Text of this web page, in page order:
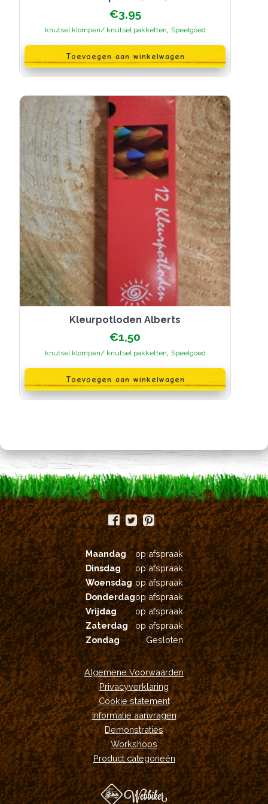
€3,95
knutsel klompen/ knutsel pakketten, Speelgoed
Toevoegen aan winkelwagen
kleurpotloden Alberts
€1,50
knutsel klompen/ knutsel pakketten, Speelgoed
Toevoegen aan winkelwagen
Maandag
op afspraak
Dinsdag
op afspraak
Woensdag op afspraak
Donderdagop afspraak
Vrijdag
op afspraak
Zaterdag
op afspraak
Zondag
Gesloten
Algemene Voorwaarden
Privacyverklaring
Cookie statement
Informatie aanvragen
Demonstraties
Workshops
Product categorieën